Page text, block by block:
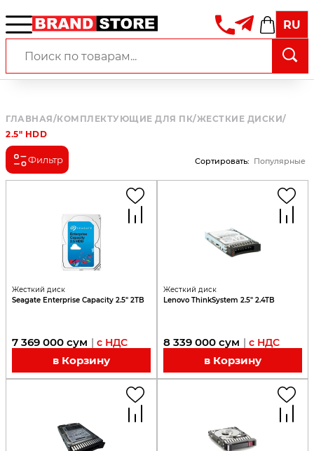
RU
ГЛАВНАЯ/КОМПЛЕКТУЮЩИЕ ДЛЯ ПК/ЖЕСТКИЕ ДИСКИ/
2.5" HDD
Фильтр Сортировать: Популярные
Жесткий диск
Seagate Enterprise Capacity 2.5" 2TB
7 369 000 сум | с НДС
в Корзину
Жесткий диск
Lenovo ThinkSystem 2.5" 2.4TB
8 339 000 сум | с НДС
в Корзину